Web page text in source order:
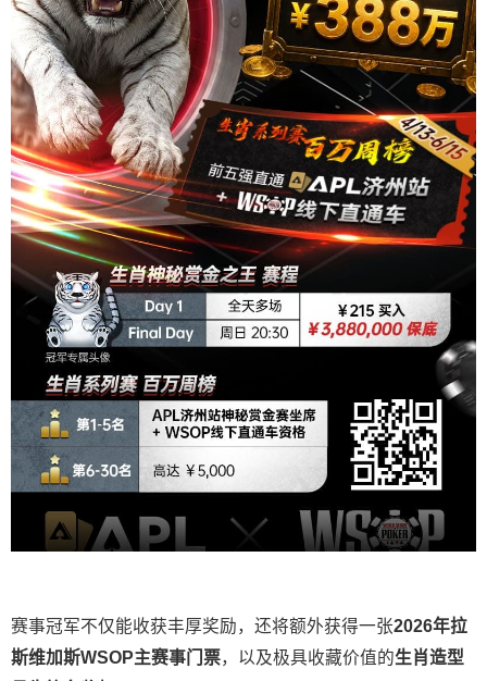
赛事冠军不仅能收获丰厚奖励，还将额外获得一张2026年拉
斯维加斯WSOP主赛事门票，以及极具收藏价值的生肖造型